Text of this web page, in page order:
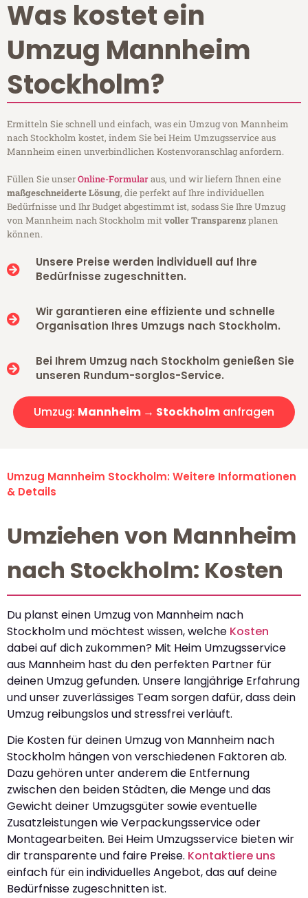
Was kostet ein
Umzug Mannheim
Stockholm?
Ermitteln Sie schnell und einfach, was ein Umzug von Mannheim
nach Stockholm kostet, indem Sie bei Heim Umzugsservice aus
Mannheim einen unverbindlichen Kostenvoranschlag anfordern.
Füllen Sie unserOnline-Formularaus, und wir liefern Ihnen eine
maßgeschneiderte Lösung, die perfekt auf Ihre individuellen
Bedürfnisse und Ihr Budget abgestimmt ist, sodass Sie Ihre Umzug
von Mannheim nach Stockholm mitvoller Transparenzplanen
können.
Unsere Preise werden individuell auf Ihre
Bedürfnisse zugeschnitten.
Wir garantieren eine effiziente und schnelle
Organisation Ihres Umzugs nach Stockholm.
Bei Ihrem Umzug nach Stockholm genießen Sie
unseren Rundum-sorglos-Service.
Umzug: Mannheim → Stockholm anfragen
Umzug Mannheim Stockholm: Weitere Informationen
& Details
Umziehen von Mannheim
nach Stockholm: Kosten
Du planst einen Umzug von Mannheim nach
Stockholm und möchtest wissen, welche Kosten
dabei auf dich zukommen? Mit Heim Umzugsservice
aus Mannheim hast du den perfekten Partner für
deinen Umzug gefunden. Unsere langjährige Erfahrung
und unser zuverlässiges Team sorgen dafür, dass dein
Umzug reibungslos und stressfrei verläuft.
Die Kosten für deinen Umzug von Mannheim nach
Stockholm hängen von verschiedenen Faktoren ab.
Dazu gehören unter anderem die Entfernung
zwischen den beiden Städten, die Menge und das
Gewicht deiner Umzugsgüter sowie eventuelle
Zusatzleistungen wie Verpackungsservice oder
Montagearbeiten. Bei Heim Umzugsservice bieten wir
dir transparente und faire Preise. Kontaktiere uns
einfach für ein individuelles Angebot, das auf deine
Bedürfnisse zugeschnitten ist.